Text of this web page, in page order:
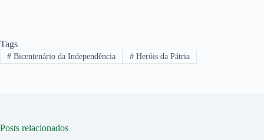
Tags
#Bicentenário da Independência #Heróis da Pátria
Posts relacionados